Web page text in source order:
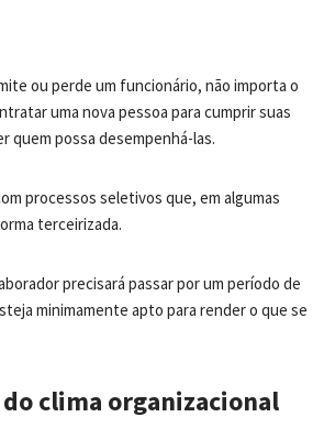
ou perde um funcionário, não importa o
uma nova pessoa para cumprir suas
quem possa desempenhá-las.
processos seletivos que, em algumas
terceirizada.
precisará passar por um período de
minimamente apto para render o que se
clima organizacional